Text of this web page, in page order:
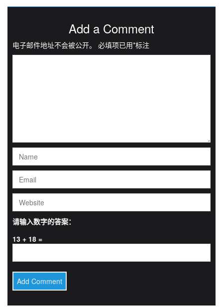
Add a Comment
电子邮件地址不会被公开。 必填项已用*标注
请输入数字的答案：
13 + 18 =